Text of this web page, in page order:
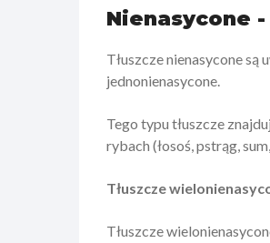
Nienasycone
Tłuszcze nienasycone są
jednonienasycone.
Tego typu tłuszcze
rybach (łosoś, pstrąg,
Tłuszcze
Tłuszcze